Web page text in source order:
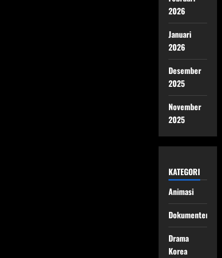
2026
Januari
2026
Desember
2025
November
2025
KATEGORI
Animasi
Dokumenter
Drama
Korea